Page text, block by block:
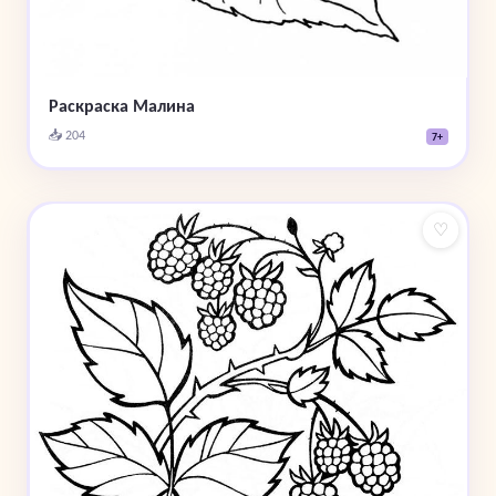
Раскраска Малина
📥 204 7+
♡